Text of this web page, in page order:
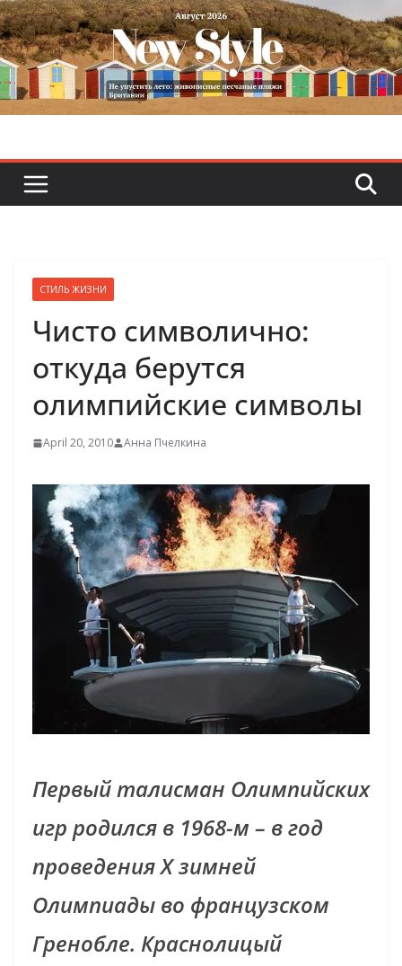
Skip
to
content
СТИЛЬ ЖИЗНИ
Чисто символично:
откуда берутся
олимпийские символы
April 20, 2010 Анна Пчелкина
Первый талисман Олимпийских
игр родился в 1968-м – в год
проведения Х зимней
Олимпиады во французском
Гренобле. Краснолицый